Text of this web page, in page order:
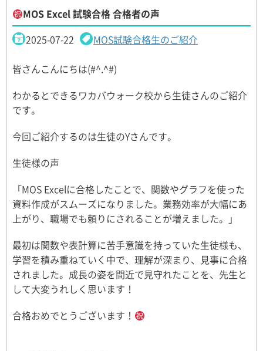
MOS Excel 試験合格 合格者の声
2025-07-22
MOS試験合格生のご紹介
皆さんこんにちは(#^.^#)
わかるとできるワカバウォーク校から生徒さんのご紹介
です。
今回ご紹介するのは生徒のYさんです。
生徒様の声
「MOS Excelに合格したことで、関数やグラフを使った
資料作成がスムーズになりました。業務効率が大幅にあ
上がり、職場でも頼りにされることが増えました。」
最初は関数や表計算に苦手意識を持っていた生徒様も、
学習を積み重ねていく中で、理解が深まり、見事に合格
されました。成長の姿を間近で見守れたことを、先生と
して大変うれしく思います！
合格おめでとうございます！